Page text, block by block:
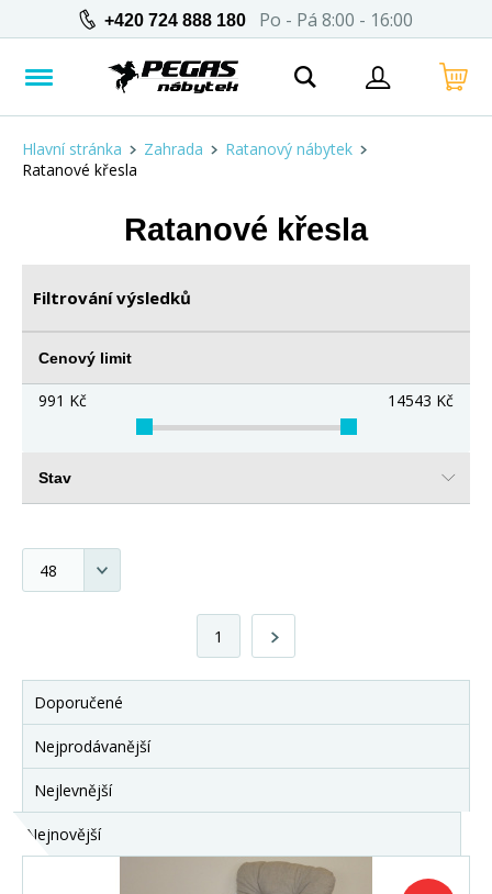
+420 724 888 180 Po - Pá 8:00 - 16:00
Hlavní stránka Zahrada
Ratanový nábytek
Ratanové křesla
Ratanové křesla
Filtrování výsledků
Cenový limit
991 Kč 14543 Kč
Stav
1
Doporučené
Nejprodávanější
Nejlevnější
Nejnovější